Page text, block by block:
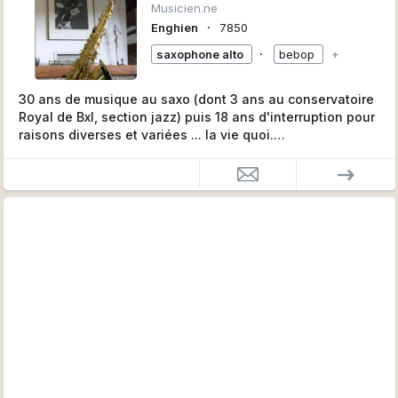
Musicien.ne
Enghien
∙
7850
saxophone alto
∙ bebop +
30 ans de musique au saxo (dont 3 ans au conservatoire
Royal de Bxl, section jazz) puis 18 ans d'interruption pour
raisons diverses et variées ... la vie quoi.